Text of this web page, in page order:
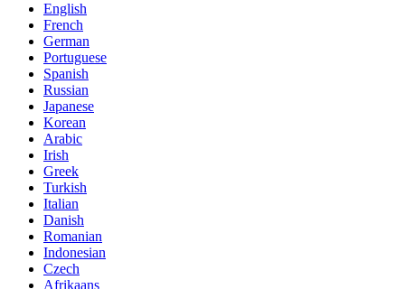
English
French
German
Portuguese
Spanish
Russian
Japanese
Korean
Arabic
Irish
Greek
Turkish
Italian
Danish
Romanian
Indonesian
Czech
Afrikaans